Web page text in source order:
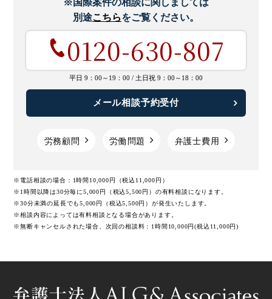
※国際案件の相談に関しましては
別途こちらをご覧ください。
0120-630-807
平日 9：00～19：00 / 土日祝 9：00～18：00
メール相談予約受付
労務顧問 労働問題 弁護士費用
※電話相談の場合：1時間10,000円（税込11,000円）
※1時間以降は30分毎に5,000円（税込5,500円）の有料相談になります。
※30分未満の延長でも5,000円（税込5,500円）が発生いたします。
※相談内容によっては有料相談となる場合があります。
※無断キャンセルされた場合、次回の相談料：1時間10,000円(税込11,000円)